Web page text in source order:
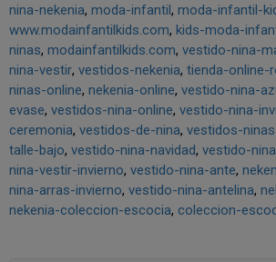
nina-nekenia moda-infantil moda-infantil-
www.modainfantilkids.com kids-moda-
ninas modainfantilkids.com vestido-nina-
nina-vestir vestidos-nekenia tienda-online-
ninas-online nekenia-online vestido-nina-
evase vestidos-nina-online vestido-nina-
ceremonia vestidos-de-nina vestidos-
talle-bajo vestido-nina-navidad vestido-
nina-vestir-invierno vestido-nina-ante
nina-arras-invierno vestido-nina-antelina
nekenia-coleccion-escocia coleccion-